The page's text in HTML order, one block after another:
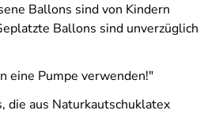
Ballons sind von Kindern
Ballons sind unverzüglich
eine Pumpe verwenden!"
die aus Naturkautschuklatex